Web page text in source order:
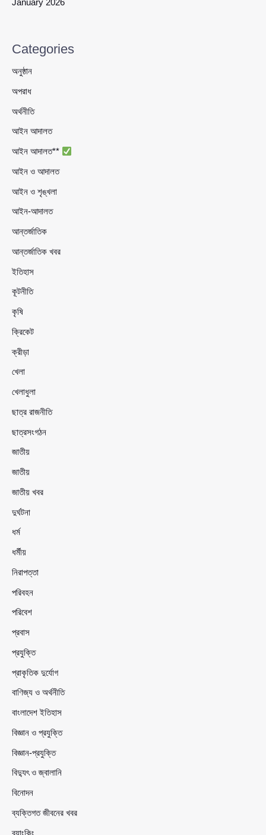
January 2026
Categories
অনুষ্ঠান
অপরাধ
অর্থনীতি
আইন আদালত
আইন আদালত**
আইন ও আদালত
আইন ও শৃঙ্খলা
আইন-আদালত
আন্তর্জাতিক
আন্তর্জাতিক খবর
ইতিহাস
কূটনীতি
কৃষি
ক্রিকেট
ক্রীড়া
খেলা
খেলাধুলা
ছাত্র রাজনীতি
ছাত্রসংগঠন
জাতীয়
জাতীয়
জাতীয় খবর
দুর্ঘটনা
ধর্ম
ধর্মীয়
নিরাপত্তা
পরিবহন
পরিবেশ
প্রবাস
প্রযুক্তি
প্রাকৃতিক দুর্যোগ
বাণিজ্য ও অর্থনীতি
বাংলাদেশ ইতিহাস
বিজ্ঞান ও প্রযুক্তি
বিজ্ঞান-প্রযুক্তি
বিদ্যুৎ ও জ্বালানি
বিনোদন
ব্যক্তিগত জীবনের খবর
ব্যাংকিং